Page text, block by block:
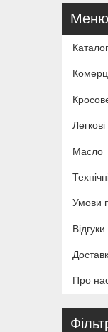
Масло
Умови
Відгуки
Про